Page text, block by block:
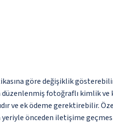
göre değişiklik
fotoğraflı kimlik
ve ek ödeme gerektirebilir.
önceden iletişime